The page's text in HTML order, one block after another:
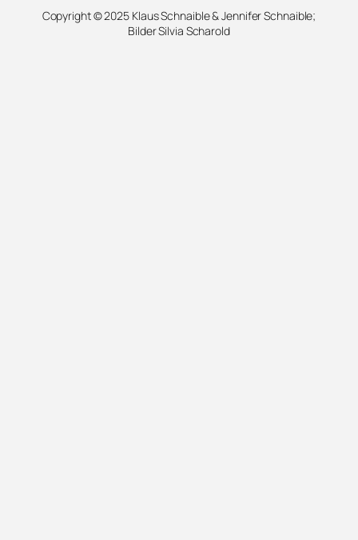
Copyright © 2025 Klaus Schnaible & Jennifer Schnaible;
Bilder Silvia Scharold